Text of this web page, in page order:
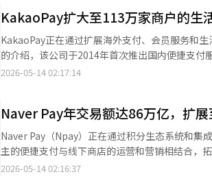
酷的市场中是不可容忍的。在这样的环境中生存、成长并成为代
婚的女性”正是基于此。这一表述并非评价其私
结果而非言辞证明了自己。 从记者起步，投身IT企业，成为平台公司的管理者，担任中小企业政策部长，最终走到总
理候选人这一位置。这一过程也是韩国工业史的一部分。 当然，作为国务总理候选人，审查必须严
仅是形式，而是民主的重要程序。道德、财产问
否适合应对韩国的未来挑战。 韩候选人最大的优势在于实用性。李在明政府提出的核心理念之一也是实用主义。实用
并不是抛弃意识形态，而是实际改善国民生活和
象征性。 她重视服务的实际运作，而非书桌上的口号。用户不便时就应修正，市场变化时应应对，技术转移时组织也
应随之改变。国家治理最终也是为国民这一用户服务的庞大公共平台。 韩国的未
强国的韩国，如今需要建立一个涵盖AI半导体、
人数的增长。根据文化体育观光部的数据，今年
时间相比，提前了约一个月。其中，中国游客人
（36万）和美洲（21万）。外国游客的消费规
到了2.1万亿韩元。这是自2018年1月相关统计开
为主的来韩消费正逐渐转向以个人游客为主，支
零售业相关人士表示：“对于外国客户来说，能
环节的不便，才能将访客的流入转化为实际销售
系统翻译与编辑。
联合体。部分报道指出，Uber与Naver以8:2的股
行（IB）行业和部分媒体报道得出的观察，Naver明确表示没有正式
Uber近期的举动。Uber将其在德国Delivery
进一步获得5.6%股份的选择权。然而，Uber表
权。 如果Uber对배민感兴趣，核心在于全球配送业务的重组。Uber是一个同时运营车辆召唤和食品配送的全球平
品配送已成为日常消费基础设施。在Uber看来，
网络的战略资产。 Naver的协同效应更为广泛。Naver是国内最大的生活型平台，拥有搜索、地图、预订、购物、支
付和会员等功能。如果배민与之结合，用户可以
下评价的全过程，并享受会员优惠。 最直接的效果是加强本地商业。Naver已经通过智能场所、地图、预订和地区广
告与本地商店建立了联系。배민拥有餐厅订单数
KakaoPay扩大至113万家商户的生
KakaoPay正在通过扩展海外支付、会员服务和
的介绍，该公司于2014年首次推出国内便捷支
113万家商户中可供使用。三星支付在300万处支
员积分也会自动累积。KakaoPay的海外支付业
南亚、欧洲和美洲等50多个国家和地区支持二
（Tap&Go）”功能，使全球约1.5亿个万事达卡
KakaoPay会员支持将40多个合作积分通过一个
KakaoTalk和KakaoPay上查询和支付电费、燃
2026-05-14 02:17:14
Naver Pay年交易额达86万亿，扩
Naver Pay（Npay）正在通过积分生态系统和
主的便捷支付与线下商店的运营和营销相结合，拓展至小微企业平台。 根据
交易额达86万亿韩元，继续保持国内便捷支付市场的第一位。 其增长的原因主要归功于积分
2026-05-14 02:16:37